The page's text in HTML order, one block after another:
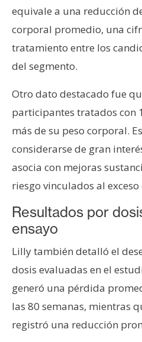
equivale a una reducción
corporal promedio, una
tratamiento entre los
del segmento.
Otro dato destacado fue
participantes tratados con
más de su peso corporal.
considerarse de gran
asocia con mejoras
riesgo vinculados al exceso
Resultados por
ensayo
Lilly también detalló el
dosis evaluadas en el
generó una pérdida
las 80 semanas, mientras
registró una reducción